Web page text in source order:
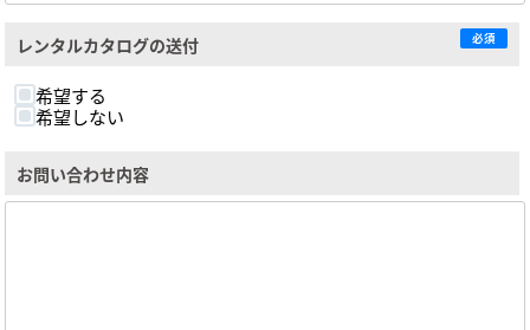
レンタルカタログの送付 必須
希望する
希望しない
お問い合わせ内容